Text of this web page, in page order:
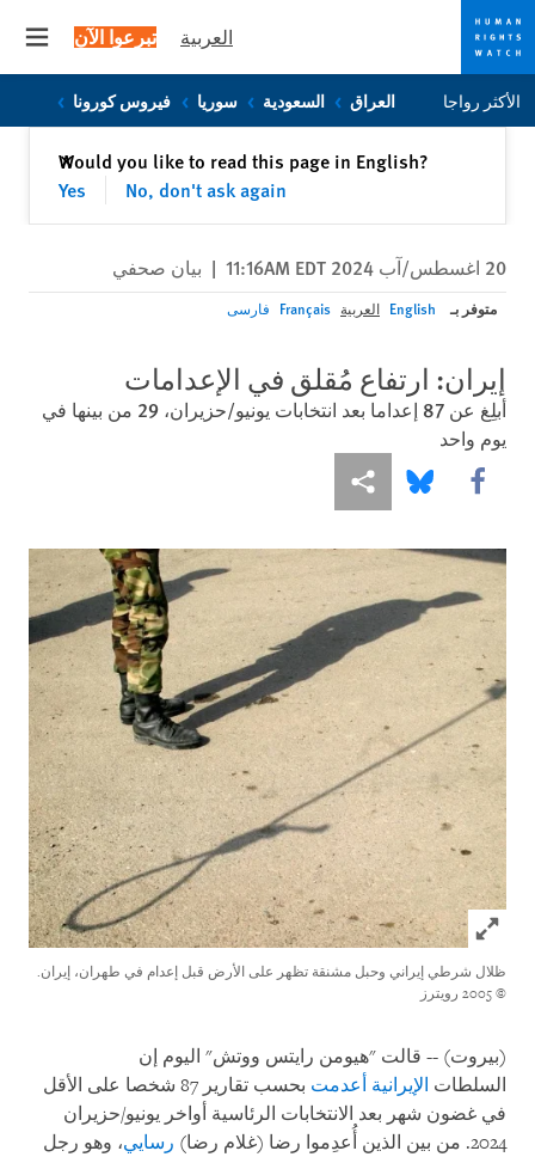
Skip
to
Skip
to
العربية تبرعوا الآن
الأكثر رواجا العراق السعودية سوريا فيروس كورونا
Would you like to read this page in English?
Yes
No, don't ask again
✕إغلاق
20 اغسطس/آب 2024 11:16AM EDT | بيان صحفي
متوفر بـ English العربية Français فارسی
إيران: ارتفاع مُقلق في الإعدامات
أبلِغ عن 87 إعداما بعد انتخابات يونيو/حزيران، 29 من بينها في
يوم واحد
Share this via Facebook
Share this via Bluesky
Share this via مشاركة
Click to expand Image
ظلال شرطي إيراني وحبل مشنقة تظهر على الأرض قبل إعدام في طهران، إيران.
© 2005 رويترز
(بيروت) -- قالت "هيومن رايتس ووتش" اليوم إن
السلطات الإيرانية أعدمت
بحسب تقارير 87 شخصا على الأقل
في غضون شهر بعد الانتخابات الرئاسية أواخر يونيو/حزيران
2024. من بين الذين أُعدِموا رضا (غلام رضا)
رسايي، وهو رجل